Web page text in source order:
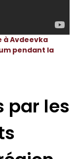
à Avdeevka
pendant la
par les